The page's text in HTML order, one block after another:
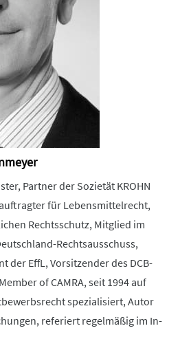
Partner der Sozietät KROHN
für Lebensmittelrecht,
Rechtsschutz, Mitglied im
Rechtsausschuss,
der EffL, Vorsitzender des DCB-
of CAMRA, seit 1994 auf
spezialisiert, Autor
referiert regelmäßig im In-